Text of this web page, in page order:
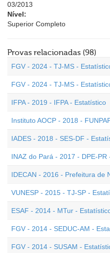
03/2013
Nível:
Superior Completo
Provas relacionadas (98)
FGV - 2024 - TJ-MS -
FGV - 2024 - TJ-MS -
IFPA - 2019 - IFPA - Estatístico
Instituto AOCP - 2018 -
IADES - 2018 - SES-DF -
INAZ do Pará - 2017 - DPE-PR
IDECAN - 2016 - Prefeitura de
VUNESP - 2015 - TJ-SP -
ESAF - 2014 - MTur -
FGV - 2014 - SEDUC-AM -
FGV - 2014 - SUSAM -